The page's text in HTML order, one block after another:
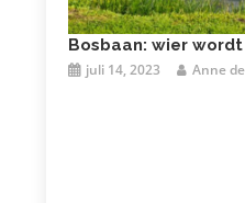
Bosbaan: wier
juli 14, 2023 Anne